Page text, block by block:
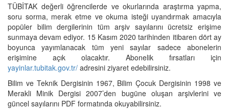
TÜBİTAK değerli öğrencilerde ve okurlarında araştırma yapma,
soru sorma, merak etme ve okuma isteği uyandırmak amacıyla
popüler bilim dergilerinin tüm arşiv sayılarını ücretsiz erişime
sunmaya devam ediyor. 15 Kasım 2020 tarihinden itibaren dört ay
boyunca yayımlanacak tüm yeni sayılar sadece abonelerin
erişimine açık olacaktır. Abonelik fırsatları için
yayinlar.tubitak.gov.tr/ adresini ziyaret edebilirsiniz.
Bilim ve Teknik Dergisinin 1967, Bilim Çocuk Dergisinin 1998 ve
Merakli Minik Dergisi 2007’den bugüne oluşan arşivlerini ve
güncel sayılarını PDF formatında okuyabilirsiniz.